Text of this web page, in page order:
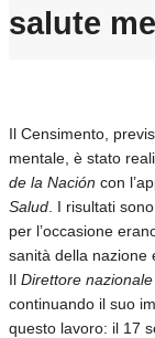
salute
Il Censimento,
mentale, è stato
de la Nación con
Salud . I risultati
per l’occasione
sanità della nazione
Il Direttore
continuando il suo
questo lavoro: il 17